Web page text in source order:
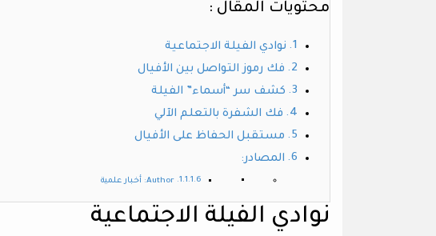
محتويات المقال :
نوادي الفيلة الاجتماعية
فك رموز التواصل بين الأفيال
كشف سر “أسماء” الفيلة
فك الشفرة بالتعلم الآلي
مستقبل الحفاظ على الأفيال
المصادر:
Author: أخبار علمية
نوادي الفيلة الاجتماعية